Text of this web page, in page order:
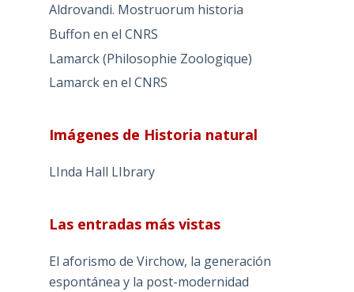
Aldrovandi. Mostruorum historia
Buffon en el CNRS
Lamarck (Philosophie Zoologique)
Lamarck en el CNRS
Imágenes de Historia natural
LInda Hall LIbrary
Las entradas más vistas
El aforismo de Virchow, la generación
espontánea y la post-modernidad